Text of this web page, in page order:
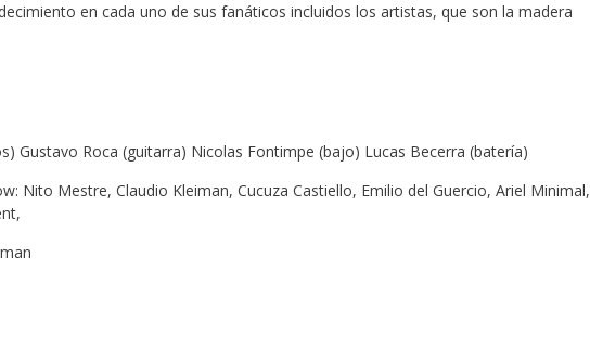
en cada uno de sus fanáticos incluidos los artistas, que son la madera
Gustavo Roca (guitarra) Nicolas Fontimpe (bajo) Lucas Becerra (batería)
Nito Mestre, Claudio Kleiman, Cucuza Castiello, Emilio del Guercio, Ariel Minimal,